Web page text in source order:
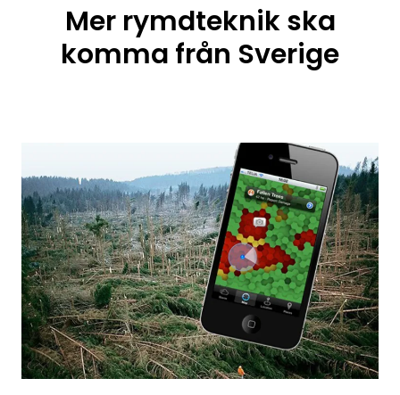
Mer rymdteknik ska
komma från Sverige